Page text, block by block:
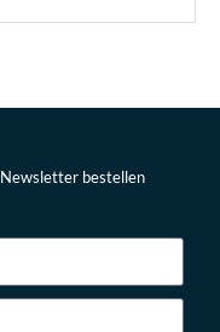
Newsletter bestellen